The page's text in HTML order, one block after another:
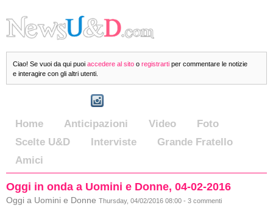
Ciao! Se vuoi da qui puoi accedere al sito o registrarti per commentare le notizie
e interagire con gli altri utenti.
Home Anticipazioni Video
Foto
Scelte U&D
Interviste
Grande Fratello
Amici
Oggi in onda a Uomini e Donne, 04-02-2016
Oggi a Uomini e Donne Thursday, 04/02/2016 08:00 - 3 commenti